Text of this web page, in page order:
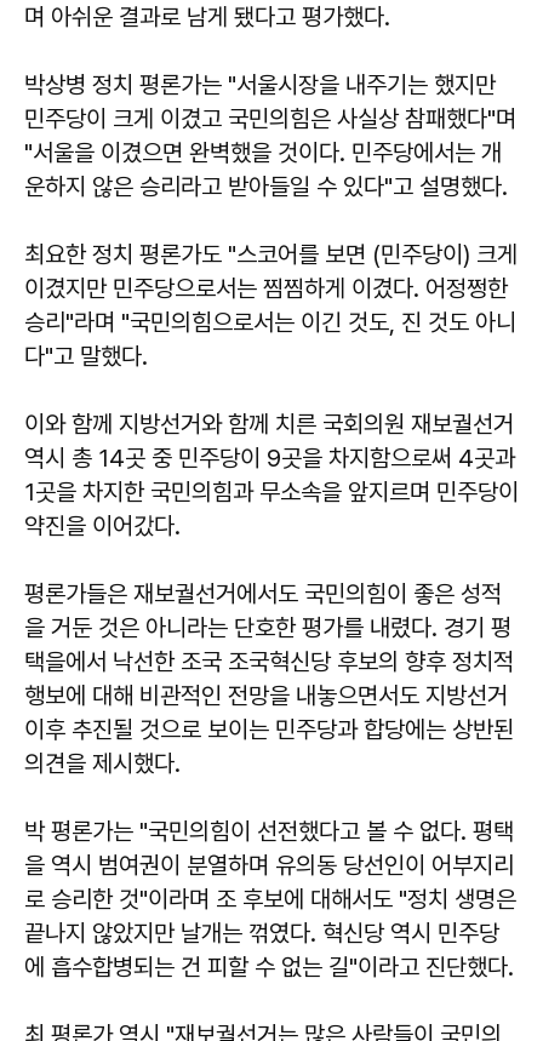
며 아쉬운 결과로 남게 됐다고 평가했다.
박상병 정치 평론가는 "서울시장을 내주기는 했지만
민주당이 크게 이겼고 국민의힘은 사실상 참패했다"며
"서울을 이겼으면 완벽했을 것이다. 민주당에서는 개
운하지 않은 승리라고 받아들일 수 있다"고 설명했다.
최요한 정치 평론가도 "스코어를 보면 (민주당이) 크게
이겼지만 민주당으로서는 찜찜하게 이겼다. 어정쩡한
승리"라며 "국민의힘으로서는 이긴 것도, 진 것도 아니
다"고 말했다.
이와 함께 지방선거와 함께 치른 국회의원 재보궐선거
역시 총 14곳 중 민주당이 9곳을 차지함으로써 4곳과
1곳을 차지한 국민의힘과 무소속을 앞지르며 민주당이
약진을 이어갔다.
평론가들은 재보궐선거에서도 국민의힘이 좋은 성적
을 거둔 것은 아니라는 단호한 평가를 내렸다. 경기 평
택을에서 낙선한 조국 조국혁신당 후보의 향후 정치적
행보에 대해 비관적인 전망을 내놓으면서도 지방선거
이후 추진될 것으로 보이는 민주당과 합당에는 상반된
의견을 제시했다.
박 평론가는 "국민의힘이 선전했다고 볼 수 없다. 평택
을 역시 범여권이 분열하며 유의동 당선인이 어부지리
로 승리한 것"이라며 조 후보에 대해서도 "정치 생명은
끝나지 않았지만 날개는 꺾였다. 혁신당 역시 민주당
에 흡수합병되는 건 피할 수 없는 길"이라고 진단했다.
최 평론가 역시 "재보궐선거는 많은 사람들이 국민의